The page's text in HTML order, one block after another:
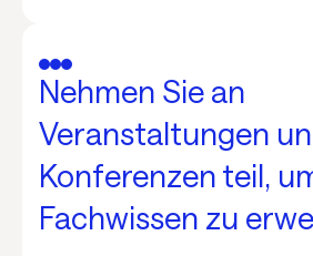
Nehmen Sie an
Veranstaltungen
Konferenzen teil,
Fachwissen zu